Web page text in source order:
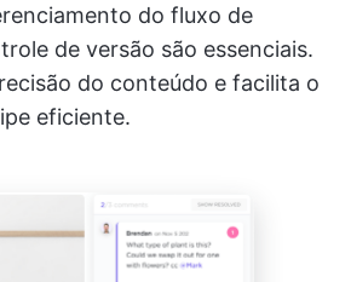
do fluxo de
de versão são essenciais.
do conteúdo e facilita o
eficiente.